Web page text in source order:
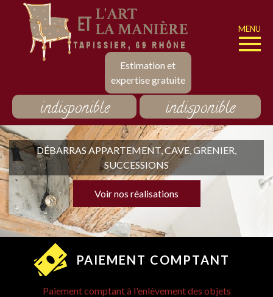
Estimation et
expertise gratuite
MENU
indisponible indisponible
DÉBARRAS APPARTEMENT, CAVE, GRENIER,
SUCCESSIONS
Voir nos réalisations
PAIEMENT COMPTANT
Paiement comptant à l'enlèvement des objets